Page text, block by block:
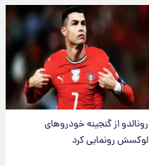
رونالدو از گنجینه خودروهای
لوکسش رونمایی کرد